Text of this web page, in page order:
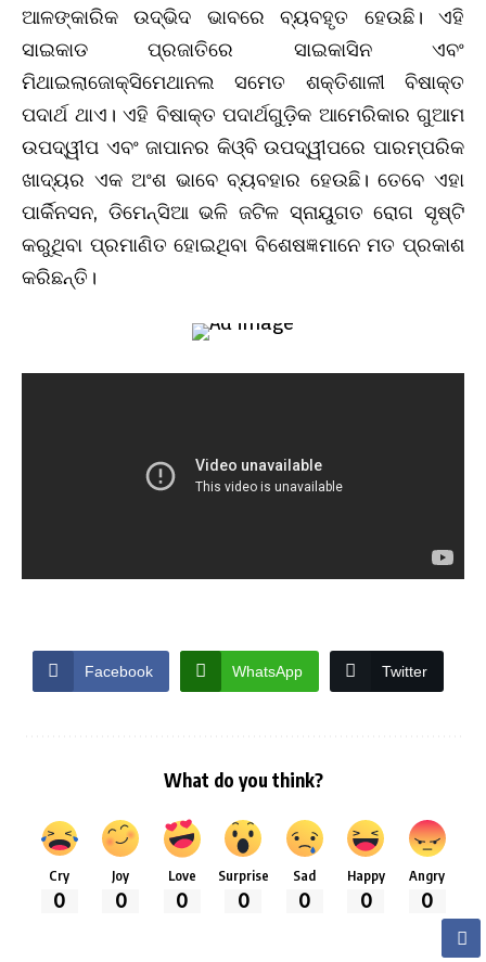
ଆଳଙ୍କାରିକ ଉଦ୍ଭିଦ ଭାବରେ ବ୍ୟବହୃତ ହେଉଛି। ଏହି
ସାଇକାଡ ପ୍ରଜାତିରେ ସାଇକାସିନ ଏବଂ
ମିଥାଇଲାଜୋକ୍ସିମେଥାନଲ ସମେତ ଶକ୍ତିଶାଳୀ ବିଷାକ୍ତ
ପଦାର୍ଥ ଥାଏ। ଏହି ବିଷାକ୍ତ ପଦାର୍ଥଗୁଡ଼ିକ ଆମେରିକାର ଗୁଆମ
ଉପଦ୍ୱୀପ ଏବଂ ଜାପାନର କିଓ୍ବି ଉପଦ୍ୱୀପରେ ପାରମ୍ପରିକ
ଖାଦ୍ୟର ଏକ ଅଂଶ ଭାବେ ବ୍ୟବହାର ହେଉଛି। ତେବେ ଏହା
ପାର୍କିନସନ, ଡିମେନ୍ସିଆ ଭଳି ଜଟିଳ ସ୍ନାୟୁଗତ ରୋଗ ସୃଷ୍ଟି
କରୁଥିବା ପ୍ରମାଣିତ ହୋଇଥିବା ବିଶେଷଜ୍ଞମାନେ ମତ ପ୍ରକାଶ
କରିଛନ୍ତି।
Facebook WhatsApp Twitter
What do you think?
Cry
0
Joy
0
Love
0
Surprise
0
Sad
0
Happy
0
Angry
0